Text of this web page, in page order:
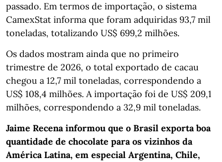
passado. Em termos de importação, o sistema
CamexStat informa que foram adquiridas 93,7 mil
toneladas, totalizando US$ 699,2 milhões.
Os dados mostram ainda que no primeiro
trimestre de 2026, o total exportado de cacau
chegou a 12,7 mil toneladas, correspondendo a
US$ 108,4 milhões. A importação foi de US$ 209,1
milhões, correspondendo a 32,9 mil toneladas.
Jaime Recena informou que o Brasil exporta boa
quantidade de chocolate para os vizinhos da
América Latina, em especial Argentina, Chile,